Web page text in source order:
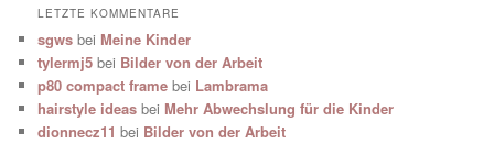
LETZTE KOMMENTARE
sgws bei Meine Kinder
tylermj5 bei Bilder von der Arbeit
p80 compact frame bei Lambrama
hairstyle ideas bei Mehr Abwechslung für die Kinder
dionnecz11 bei Bilder von der Arbeit